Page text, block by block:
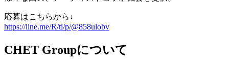
応募はこちらから↓
https://line.me/R/ti/p/@858ulobv
CHET Groupについて